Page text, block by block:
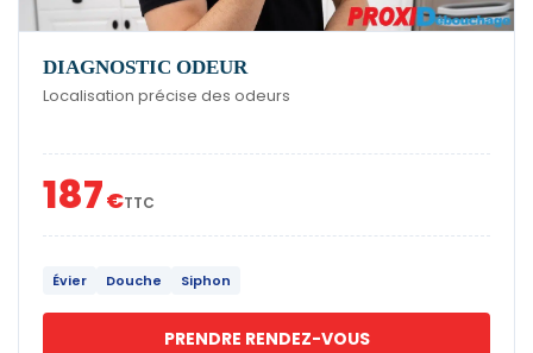
DIAGNOSTIC ODEUR
Localisation précise des odeurs
187€TTC
Évier Douche Siphon
PRENDRE RENDEZ-VOUS